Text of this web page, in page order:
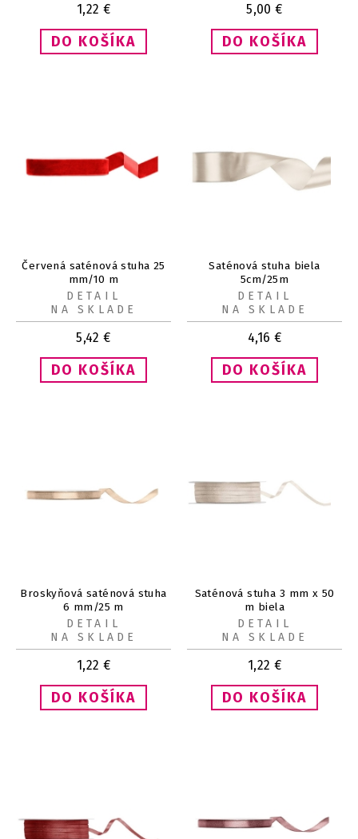
1,22 € 5,00 €
Červená saténová stuha 25
mm/10 m
5,42 €
DETAIL
NA SKLADE
Saténová stuha biela
5cm/25m
4,16 €
DETAIL
NA SKLADE
Broskyňová saténová stuha
6 mm/25 m
1,22 €
DETAIL
NA SKLADE
Saténová stuha 3 mm x 50
m biela
1,22 €
DETAIL
NA SKLADE